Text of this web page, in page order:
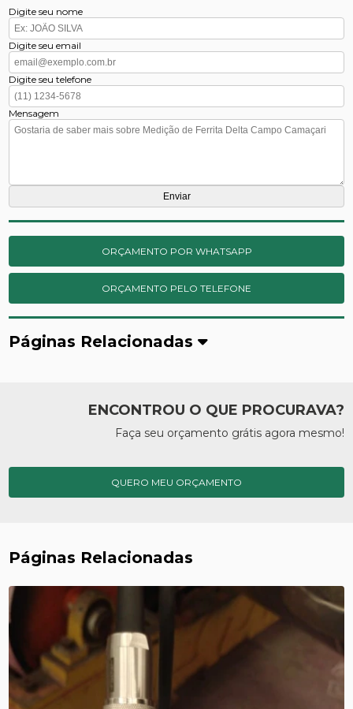
Digite seu nome
Digite seu email
Digite seu telefone
Mensagem
ORÇAMENTO POR WHATSAPP
ORÇAMENTO PELO TELEFONE
Páginas Relacionadas
ENCONTROU O QUE PROCURAVA?
Faça seu orçamento grátis agora mesmo!
QUERO MEU ORÇAMENTO
Páginas Relacionadas